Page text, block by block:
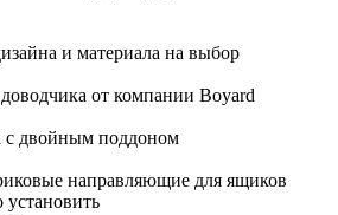
и материала на выбор
от компании Boyard
с двойным поддоном
направляющие для ящиков